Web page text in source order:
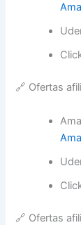
🔗 Ofertas
🔗 Ofertas